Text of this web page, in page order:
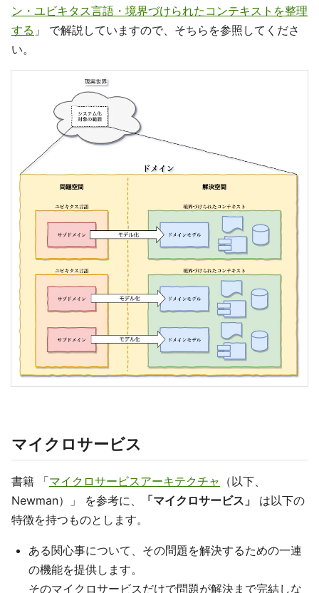
ン・ユビキタス言語・境界づけられたコンテキストを整理
する 」 で解説していますので、そちらを参照してくださ
い。
マイクロサービス
書籍 「マイクロサービスアーキテクチャ （以下、
Newman）」 を参考に、
「マイクロサービス」
は以下の
特徴を持つものとします。
ある関心事について、その問題を解決するための一連
の機能を提供します。
そのマイクロサービスだけで問題が解決まで完結しな